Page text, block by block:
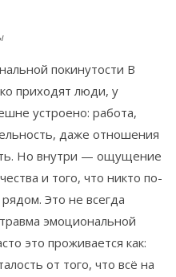
покинутости В
приходят люди, у
устроено: работа,
даже отношения
Но внутри — ощущение
и того, что никто по-
Это не всегда
эмоциональной
это проживается как:
от того, что всё на